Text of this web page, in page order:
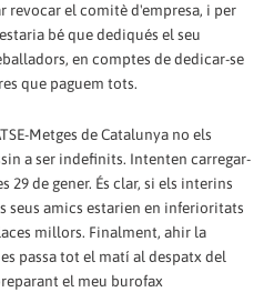
revocar el comitè d'empresa, i per
bé que dediqués el seu
en comptes de dedicar-se
que paguem tots.
Metges de Catalunya no els
a ser indefinits. Intenten carregar-
de gener. És clar, si els interins
seus amics estarien en inferioritats
millors. Finalment, ahir la
passa tot el matí al despatx del
el meu burofax